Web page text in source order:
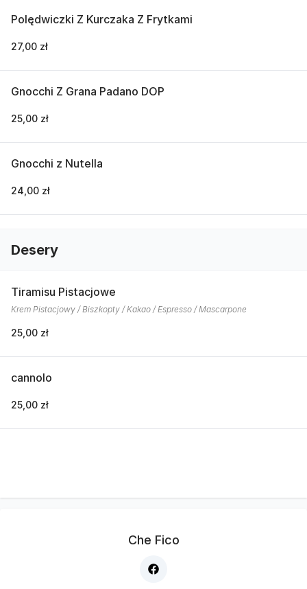
Polędwiczki Z Kurczaka Z Frytkami
27,00 zł
Gnocchi Z Grana Padano DOP
25,00 zł
Gnocchi z Nutella
24,00 zł
Desery
Tiramisu Pistacjowe
Krem Pistacjowy / Biszkopty / Kakao / Espresso / Mascarpone
25,00 zł
cannolo
25,00 zł
Che Fico